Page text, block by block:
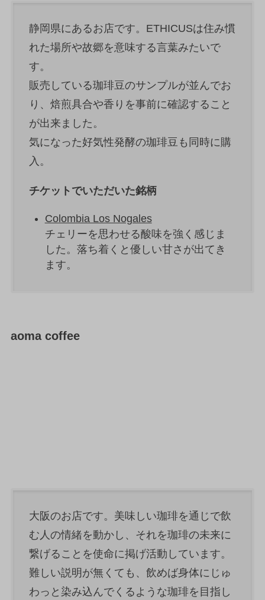
静岡県にあるお店です。ETHICUSは住み慣
れた場所や故郷を意味する言葉みたいで
す。
販売している珈琲豆のサンプルが並んでお
り、焙煎具合や香りを事前に確認すること
が出来ました。
気になった好気性発酵の珈琲豆も同時に購
入。
チケットでいただいた銘柄
Colombia Los Nogales
チェリーを思わせる酸味を強く感じま
した。落ち着くと優しい甘さが出てき
ます。
aoma coffee
大阪のお店です。美味しい珈琲を通じで飲
む人の情緒を動かし、それを珈琲の未来に
繋げることを使命に掲げ活動しています。
難しい説明が無くても、飲めば身体にじゅ
わっと染み込んでくるような珈琲を目指し